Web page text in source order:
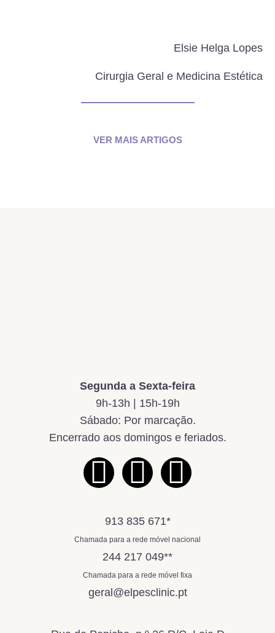
Elsie Helga Lopes
Cirurgia Geral e Medicina Estética
VER MAIS ARTIGOS
Segunda a Sexta-feira
9h-13h | 15h-19h
Sábado: Por marcação.
Encerrado aos domingos e feriados.
913 835 671*
Chamada para a rede móvel nacional
244 217 049**
Chamada para a rede móvel fixa
geral@elpesclinic.pt